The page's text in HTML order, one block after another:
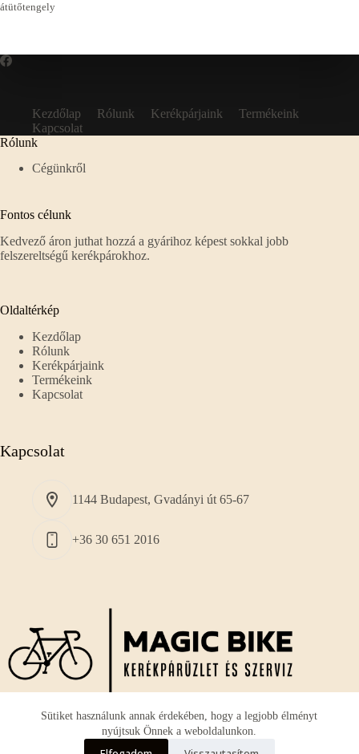
Sütiket használunk annak érdekében, hogy a legjobb élményt
nyújtsuk Önnek a weboldalunkon.
átütőtengely
Kezdőlap Rólunk Kerékpárjaink
Termékeink
Kapcsolat
Rólunk
Cégünkről
Fontos célunk
Kedvező áron juthat hozzá a gyárihoz képest sokkal jobb
felszereltségű kerékpárokhoz.
Oldaltérkép
Kezdőlap
Rólunk
Kerékpárjaink
Termékeink
Kapcsolat
Kapcsolat
1144 Budapest, Gvadányi út 65-67
+36 30 651 2016
A vállalkozásunk fő profilja a használt és új országúti